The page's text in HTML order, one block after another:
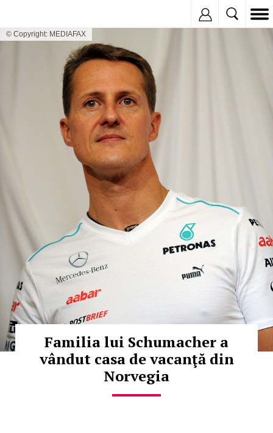
© Copyright: MEDIAFAX
Familia lui Schumacher a
vândut casa de vacanţă din
Norvegia